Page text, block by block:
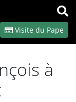
OK
Visite du Pape
à